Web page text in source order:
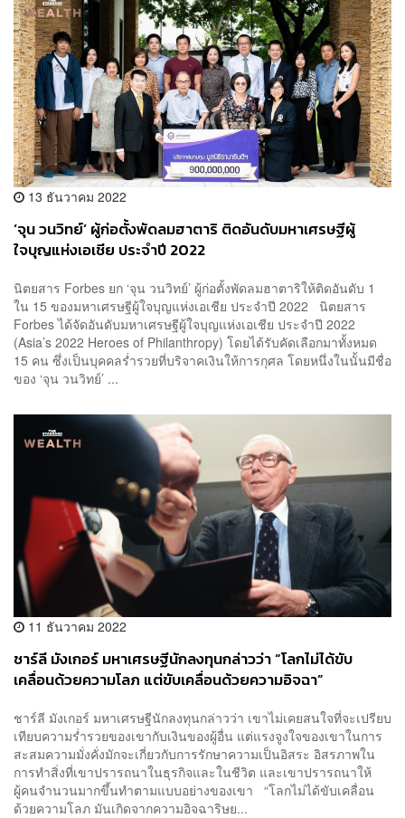
13 ธันวาคม 2022
‘จุน วนวิทย์’ ผู้ก่อตั้งพัดลมฮาตาริ ติดอันดับมหาเศรษฐีผู้
ใจบุญแห่งเอเชีย ประจำปี 2022
นิตยสาร Forbes ยก ‘จุน วนวิทย์’ ผู้ก่อตั้งพัดลมฮาตาริให้ติดอันดับ 1
ใน 15 ของมหาเศรษฐีผู้ใจบุญแห่งเอเชีย ประจำปี 2022 นิตยสาร
Forbes ได้จัดอันดับมหาเศรษฐีผู้ใจบุญแห่งเอเชีย ประจำปี 2022
(Asia’s 2022 Heroes of Philanthropy) โดยได้รับคัดเลือกมาทั้งหมด
15 คน ซึ่งเป็นบุคคลร่ำรวยที่บริจาคเงินให้การกุศล โดยหนึ่งในนั้นมีชื่อ
ของ ‘จุน วนวิทย์’ ...
11 ธันวาคม 2022
ชาร์ลี มังเกอร์ มหาเศรษฐีนักลงทุนกล่าวว่า “โลกไม่ได้ขับ
เคลื่อนด้วยความโลภ แต่ขับเคลื่อนด้วยความอิจฉา”
ชาร์ลี มังเกอร์ มหาเศรษฐีนักลงทุนกล่าวว่า เขาไม่เคยสนใจที่จะเปรียบ
เทียบความร่ำรวยของเขากับเงินของผู้อื่น แต่แรงจูงใจของเขาในการ
สะสมความมั่งคั่งมักจะเกี่ยวกับการรักษาความเป็นอิสระ อิสรภาพใน
การทำสิ่งที่เขาปรารถนาในธุรกิจและในชีวิต และเขาปรารถนาให้
ผู้คนจำนวนมากขึ้นทำตามแบบอย่างของเขา “โลกไม่ได้ขับเคลื่อน
ด้วยความโลภ มันเกิดจากความอิจฉาริษย...